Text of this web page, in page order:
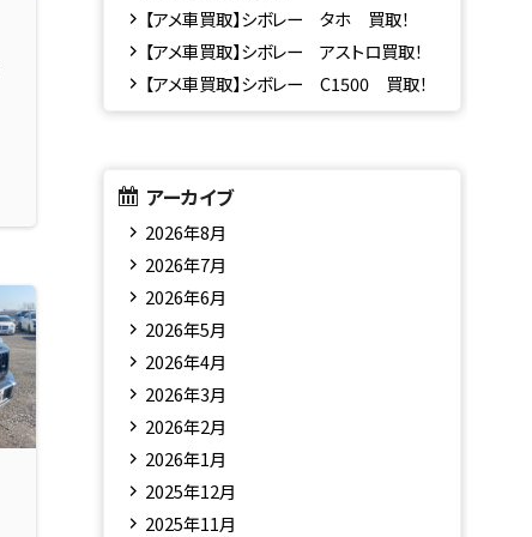
【アメ車買取】シボレー タホ 買取！
【アメ車買取】シボレー アストロ買取！
【アメ車買取】シボレー C1500 買取！
アーカイブ
2026年8月
2026年7月
2026年6月
2026年5月
2026年4月
2026年3月
2026年2月
2026年1月
2025年12月
2025年11月